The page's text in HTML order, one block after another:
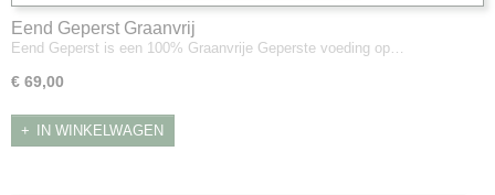
Eend Geperst Graanvrij
Eend Geperst is een 100% Graanvrije Geperste voeding op…
€ 69,00
IN WINKELWAGEN